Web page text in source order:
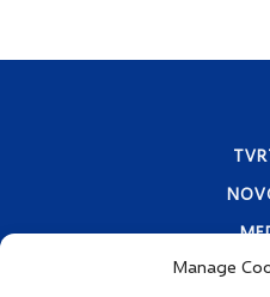
Manage